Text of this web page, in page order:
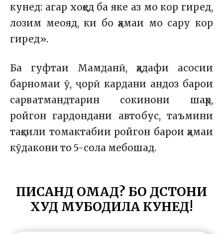
кунед: агар хоҳед ба яке аз мо кор гиред,
лозим меояд, ки бо ҳамаи мо сару кор
гиред».
Ба гуфтаи Мамданӣ, ҳадафи асосии
барномаи ӯ, ҷорӣ кардани андоз барои
сарватмандтарин сокинони шаҳр,
ройгон гардондани автобус, таъмини
таҳсили томактабии ройгон барои ҳамаи
кӯдакони то 5-сола мебошад.
ПИСАНД ОМАД? БО ДӮСТОНИ
ХУД МУБОДИЛА КУНЕД!